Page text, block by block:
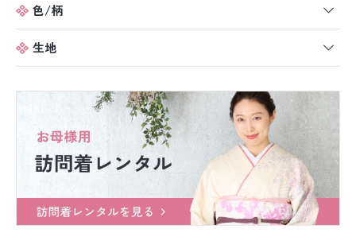
色/柄
生地